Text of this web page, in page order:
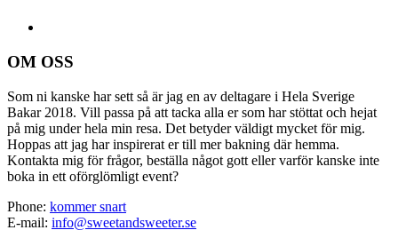
OM OSS
Som ni kanske har sett så är jag en av deltagare i Hela Sverige
Bakar 2018. Vill passa på att tacka alla er som har stöttat och hejat
på mig under hela min resa. Det betyder väldigt mycket för mig.
Hoppas att jag har inspirerat er till mer bakning där hemma.
Kontakta mig för frågor, beställa något gott eller varför kanske inte
boka in ett oförglömligt event?
Phone: kommer snart
E-mail: info@sweetandsweeter.se